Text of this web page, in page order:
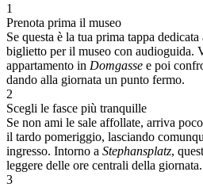
1
Prenota prima il museo
Se questa è la tua prima tappa
biglietto per il museo con audioguida.
appartamento in Domgasse e poi
dando alla giornata un punto fermo.
2
Scegli le fasce più tranquille
Se non ami le sale affollate, arriva
il tardo pomeriggio, lasciando
ingresso. Intorno a Stephansplatz,
leggere delle ore centrali della giornata.
3